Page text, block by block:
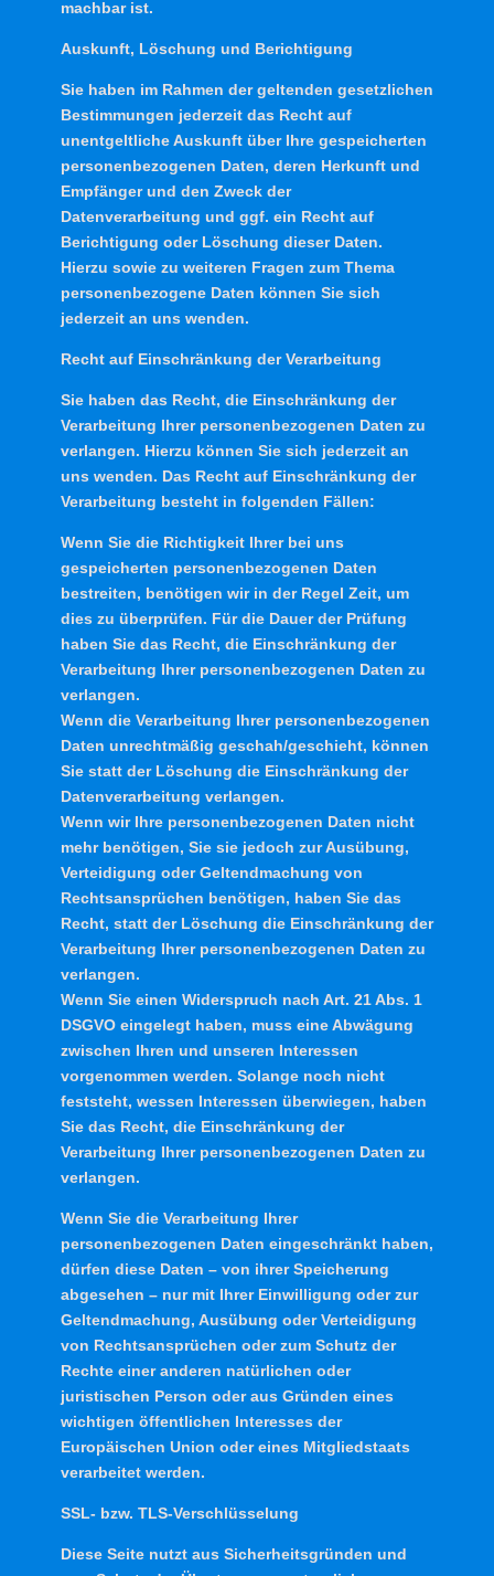
machbar ist.
Auskunft, Löschung und Berichtigung
Sie haben im Rahmen der geltenden gesetzlichen
Bestimmungen jederzeit das Recht auf
unentgeltliche Auskunft über Ihre gespeicherten
personenbezogenen Daten, deren Herkunft und
Empfänger und den Zweck der
Datenverarbeitung und ggf. ein Recht auf
Berichtigung oder Löschung dieser Daten.
Hierzu sowie zu weiteren Fragen zum Thema
personenbezogene Daten können Sie sich
jederzeit an uns wenden.
Recht auf Einschränkung der Verarbeitung
Sie haben das Recht, die Einschränkung der
Verarbeitung Ihrer personenbezogenen Daten zu
verlangen. Hierzu können Sie sich jederzeit an
uns wenden. Das Recht auf Einschränkung der
Verarbeitung besteht in folgenden Fällen:
Wenn Sie die Richtigkeit Ihrer bei uns
gespeicherten personenbezogenen Daten
bestreiten, benötigen wir in der Regel Zeit, um
dies zu überprüfen. Für die Dauer der Prüfung
haben Sie das Recht, die Einschränkung der
Verarbeitung Ihrer personenbezogenen Daten zu
verlangen.
Wenn die Verarbeitung Ihrer personenbezogenen
Daten unrechtmäßig geschah/geschieht, können
Sie statt der Löschung die Einschränkung der
Datenverarbeitung verlangen.
Wenn wir Ihre personenbezogenen Daten nicht
mehr benötigen, Sie sie jedoch zur Ausübung,
Verteidigung oder Geltendmachung von
Rechtsansprüchen benötigen, haben Sie das
Recht, statt der Löschung die Einschränkung der
Verarbeitung Ihrer personenbezogenen Daten zu
verlangen.
Wenn Sie einen Widerspruch nach Art. 21 Abs. 1
DSGVO eingelegt haben, muss eine Abwägung
zwischen Ihren und unseren Interessen
vorgenommen werden. Solange noch nicht
feststeht, wessen Interessen überwiegen, haben
Sie das Recht, die Einschränkung der
Verarbeitung Ihrer personenbezogenen Daten zu
verlangen.
Wenn Sie die Verarbeitung Ihrer
personenbezogenen Daten eingeschränkt haben,
dürfen diese Daten – von ihrer Speicherung
abgesehen – nur mit Ihrer Einwilligung oder zur
Geltendmachung, Ausübung oder Verteidigung
von Rechtsansprüchen oder zum Schutz der
Rechte einer anderen natürlichen oder
juristischen Person oder aus Gründen eines
wichtigen öffentlichen Interesses der
Europäischen Union oder eines Mitgliedstaats
verarbeitet werden.
SSL- bzw. TLS-Verschlüsselung
Diese Seite nutzt aus Sicherheitsgründen und